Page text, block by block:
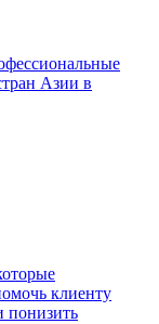
Азии в
клиенту
понизить